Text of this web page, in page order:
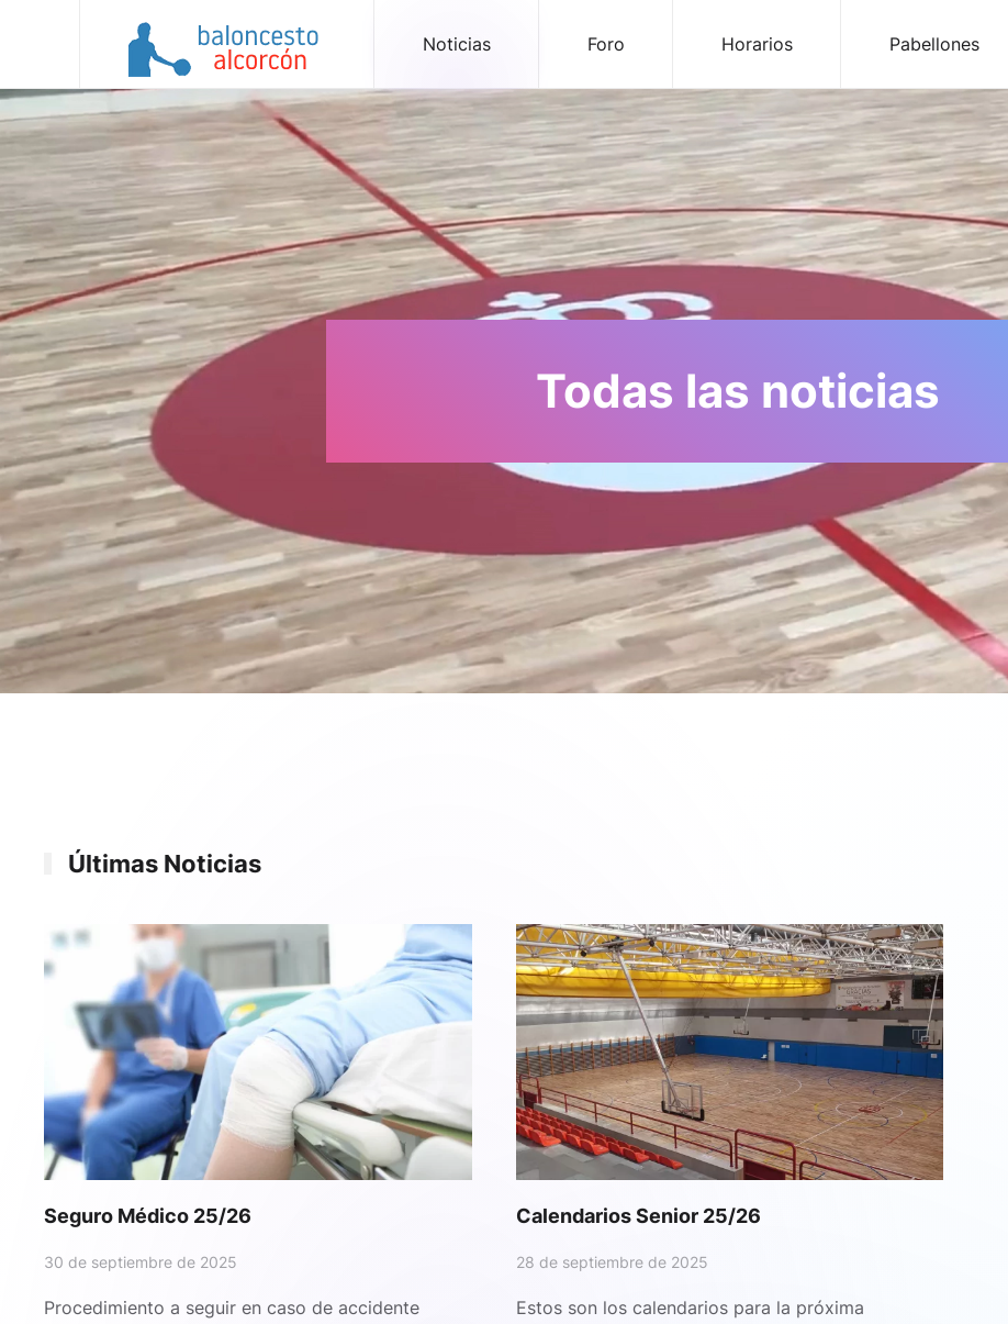
Skip to main content Noticias Foro Horarios Pabellones
Todas las noticias
Últimas Noticias
Seguro Médico 25/26
30 de septiembre de 2025
Procedimiento a seguir en caso de accidente
Calendarios Senior 25/26
28 de septiembre de 2025
Estos son los calendarios para la próxima